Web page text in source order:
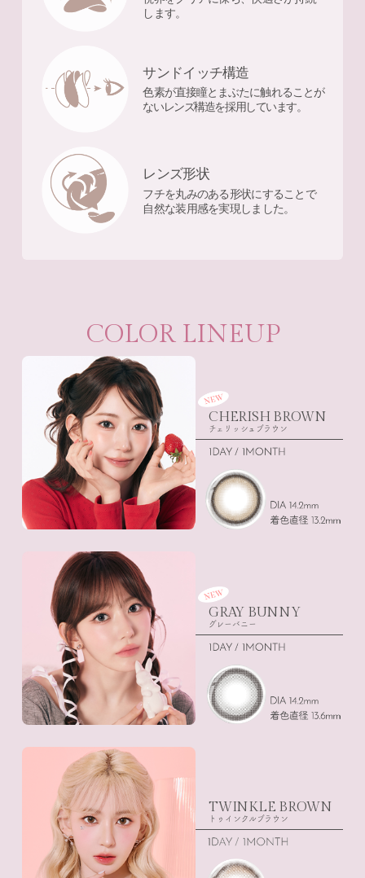
します。
サンドイッチ構造
色素が直接瞳とまぶたに触れることが
ないレンズ構造を採用しています。
レンズ形状
フチを丸みのある形状にすることで
自然な装用感を実現しました。
COLOR LINEUP
CHERISH BROWN
チェリッシュブラウン
GRAY BUNNY
グレーバニー
TWINKLE BROWN
トゥインクルブラウン